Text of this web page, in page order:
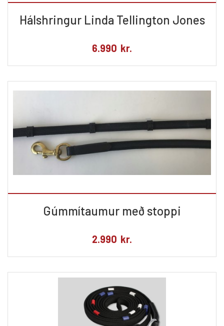
Hálshringur Linda Tellington Jones
6.990 kr.
Gúmmítaumur með stoppi
2.990 kr.